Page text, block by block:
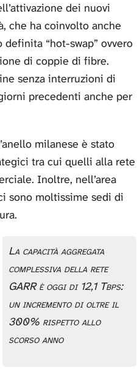
dei nuovi
che ha coinvolto anche
“hot-swap” ovvero
di coppie di fibre.
senza interruzioni di
precedenti anche per
milanese è stato
tra cui quelli alla rete
Inoltre, nell’area
sono moltissime sedi di
La capacità aggregata
complessiva della rete
GARR è oggi di 12,1 Tbps:
un incremento di oltre il
300% rispetto allo
scorso anno